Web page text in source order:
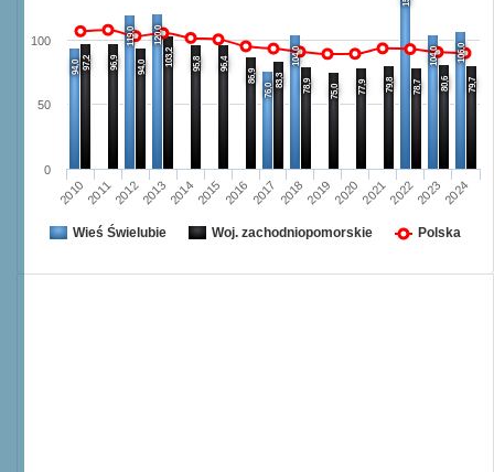
94,0
119,0 120,0
76,0
104,0 104,0 106,0
97,2 96,9 94,0 103,2 95,8 96,4
86,9 83,3 78,9 75,0 77,9 79,8 78,7 80,6 79,7
201020112012201320142015 2016 2017 2018201920202021202220232024
0
50
100
Wieś Świelubie Woj. zachodniopomorskie Polska